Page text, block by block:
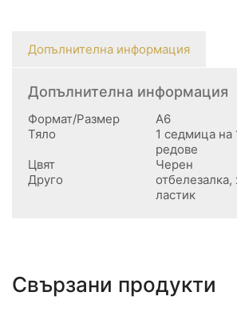
Допълнителна информация
Допълнителна информация
Формат/Размер
А6
Тяло
1 седмица на
редове
Цвят
Черен
Друго
отбелезалка,
ластик
Свързани продукти